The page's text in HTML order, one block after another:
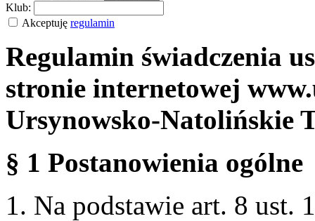
Klub:
Akceptuję regulamin
Regulamin świadczenia
stronie internetowej
Ursynowsko-Natolińskie
§ 1 Postanowienia ogólne
1. Na podstawie art. 8 ust.